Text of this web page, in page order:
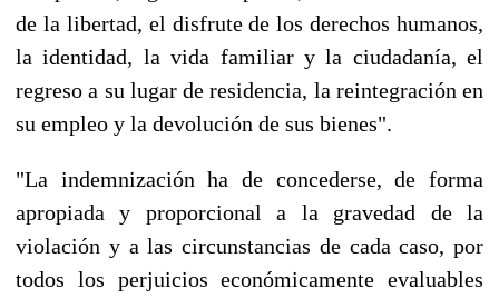
de la libertad, el disfrute de los derechos humanos,
la identidad, la vida familiar y la ciudadanía, el
regreso a su lugar de residencia, la reintegración en
su empleo y la devolución de sus bienes".
"La indemnización ha de concederse, de forma
apropiada y proporcional a la gravedad de la
violación y a las circunstancias de cada caso, por
todos los perjuicios económicamente evaluables